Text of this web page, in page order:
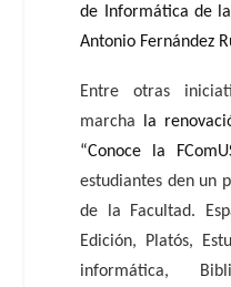
de Informática de
Antonio Fernández
Entre otras
marcha
la
“Conoce la
estudiantes den un
de la Facultad.
Edición, Platós,
informática,